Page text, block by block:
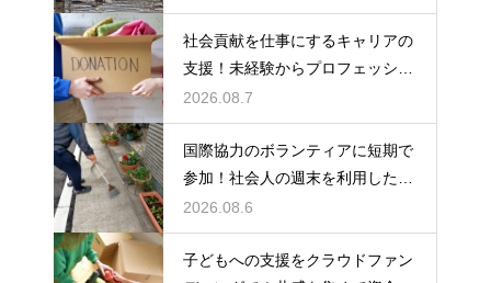
社会貢献を仕事にするキャリアの
支援！未経験からプロフェッショ
ナルへ
2026.08.7
国際協力のボランティアに短期で
参加！社会人の週末を利用した社
会貢献
2026.08.6
子どもへの支援をクラウドファン